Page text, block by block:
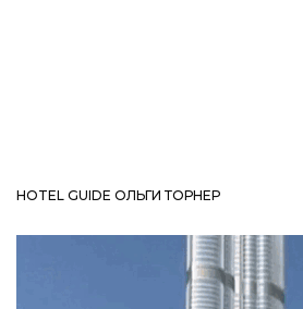
HOTEL GUIDE ОЛЬГИ ТОРНЕР